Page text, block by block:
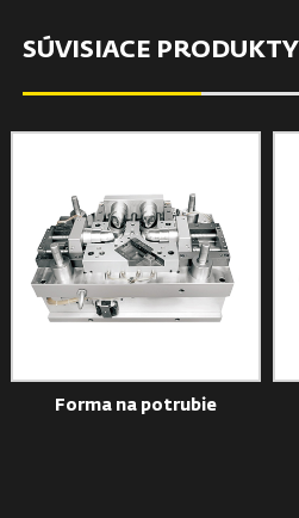
SÚVISIACE PRODUKTY
Forma na potrubie